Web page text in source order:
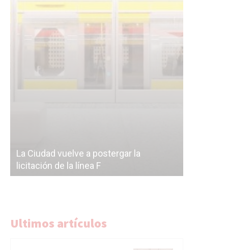
La Ciudad vuelve a postergar la
licitación de la línea F
Ultimos artículos